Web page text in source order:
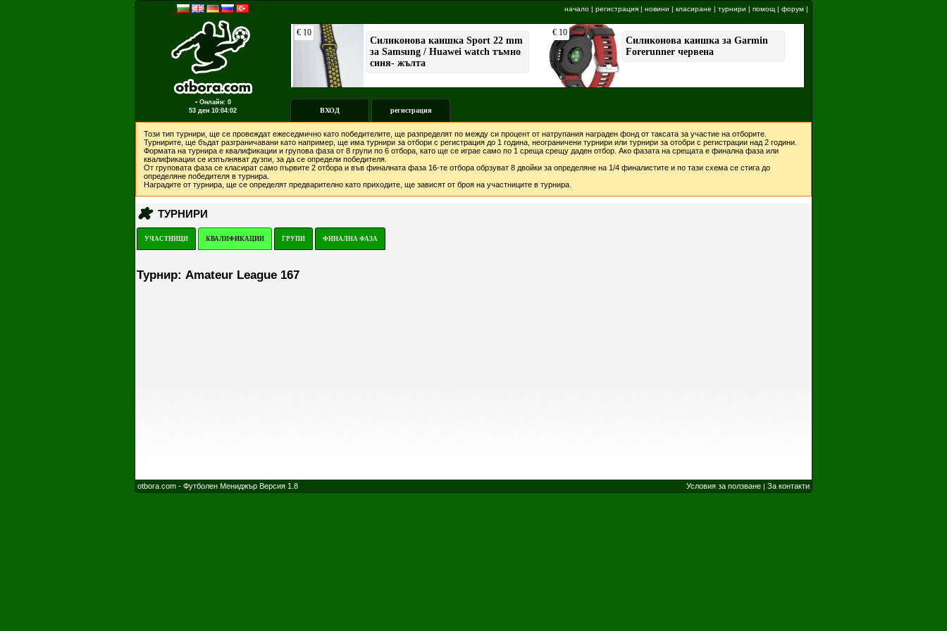
▪ Онлайн: 0
53 ден 10:04:02
начало | регистрация | новини | класиране | турнири | помощ | форум |
ВХОД регистрация
Този тип турнири, ще се провеждат ежеседмично като победителите, ще разпределят по между си процент от натрупания награден фонд от таксата за участие на отборите.
Турнирите, ще бъдат разграничавани като например, ще има турнири за отбори с регистрация до 1 година, неограничени турнири или турнири за отобри с регистрации над 2 години.
Формата на турнира е квалификации и групова фаза от 8 групи по 6 отбора, като ще се играе само по 1 среща срещу даден отбор. Ако фазата на срещата е финална фаза или
квалификации се изпълняват дузпи, за да се определи победителя.
От груповата фаза се класират само първите 2 отбора и във финалната фаза 16-те отбора обрзуват 8 двойки за определяне на 1/4 финалистите и по тази схема се стига до
определяне победителя в турнира.
Наградите от турнира, ще се определят предварително като приходите, ще зависят от броя на участниците в турнира.
ТУРНИРИ
УЧАСТНИЦИ КВАЛИФИКАЦИИ ГРУПИ ФИНАЛНА ФАЗА
Турнир: Amateur League 167
otbora.com - Футболен Мениджър Версия 1.8 Условия за ползване | За контакти